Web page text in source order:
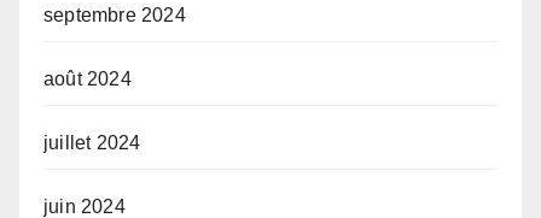
septembre 2024
août 2024
juillet 2024
juin 2024